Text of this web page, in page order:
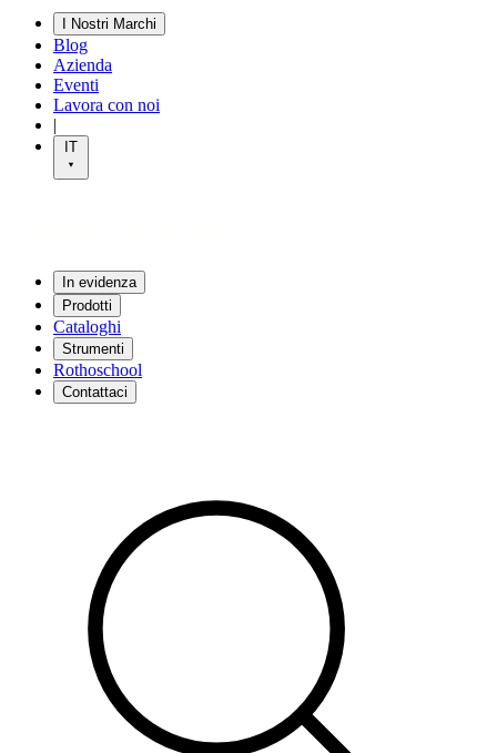
I Nostri Marchi
Blog
Azienda
Eventi
Lavora con noi
|
IT
In evidenza
Prodotti
Cataloghi
Strumenti
Rothoschool
Contattaci